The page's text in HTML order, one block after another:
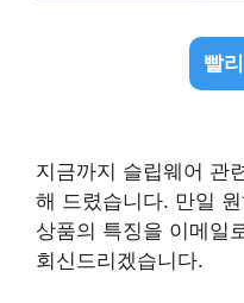
빨
지금까지 슬립웨어 관
해 드렸습니다. 만일
상품의 특징을 이메일
회신드리겠습니다.